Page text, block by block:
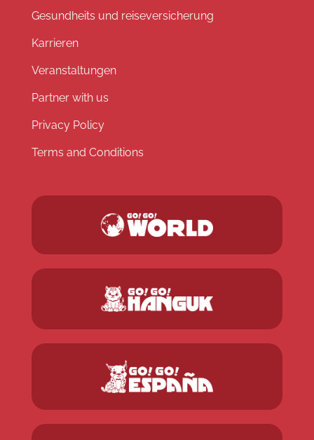
Gesundheits und reiseversicherung
Karrieren
Veranstaltungen
Partner with us
Privacy Policy
Terms and Conditions